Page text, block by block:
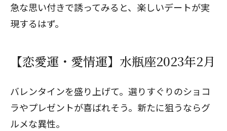
急な思い付きで誘ってみると、楽しいデートが実
現するはず。
【恋愛運・愛情運】水瓶座2023年2月
バレンタインを盛り上げて。選りすぐりのショコ
ラやプレゼントが喜ばれそう。新たに狙うならグ
ルメな異性。